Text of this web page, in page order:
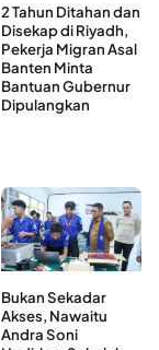
2 Tahun Ditahan dan
Disekap di Riyadh,
Pekerja Migran Asal
Banten Minta
Bantuan Gubernur
Dipulangkan
Bukan Sekadar
Akses, Nawaitu
Andra Soni